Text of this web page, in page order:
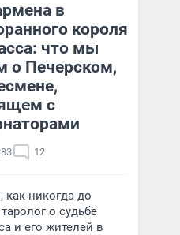
в
короля
что мы
о Печерском,
с
12
как никогда до
таролог о судьбе
и его жителей в